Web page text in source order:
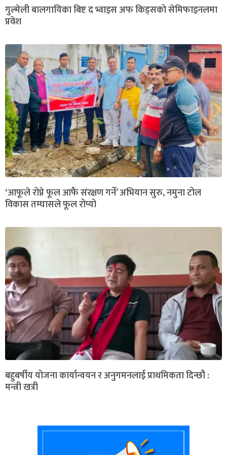
गुल्मेली बालगायिका बिष्ट द भ्वाइस अफ किड्सको सेमिफाइनलमा
प्रवेश
‘आफूले रोप्ने फूल आफैं संरक्षण गर्ने’ अभियान सुरु, नमुना टोल
विकास तम्घासले फूल रोप्यो
बहुबर्षीय योजना कार्यान्वयन र अनुगमनलाई प्राथमिकता दिन्छौ :
मन्त्री खत्री